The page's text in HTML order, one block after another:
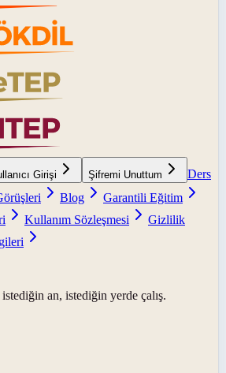
Girişi Şifremi Unuttum
Ders
Blog
Garantili Eğitim
Kullanım Sözleşmesi
Gizlilik
an, istediğin yerde çalış.